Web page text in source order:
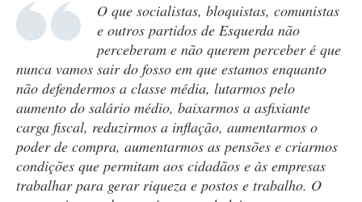
O que socialistas, bloquistas, comunistas
e outros partidos de Esquerda não
perceberam e não querem perceber é que
nunca vamos sair do fosso em que estamos enquanto
não defendermos a classe média, lutarmos pelo
aumento do salário médio, baixarmos a asfixiante
carga fiscal, reduzirmos a inflação, aumentarmos o
poder de compra, aumentarmos as pensões e criarmos
condições que permitam aos cidadãos e às empresas
trabalhar para gerar riqueza e postos e trabalho. O